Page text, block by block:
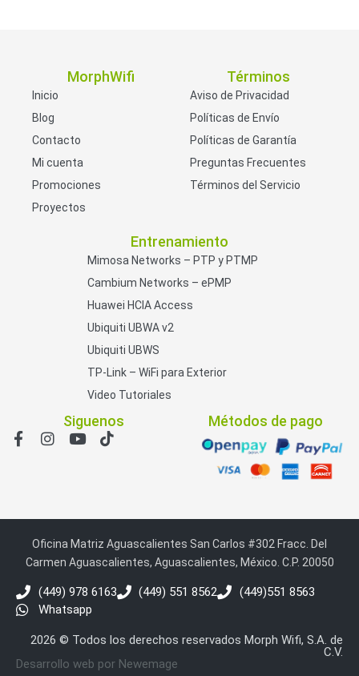
MorphWifi
Inicio
Blog
Contacto
Mi cuenta
Promociones
Proyectos
Términos
Aviso de Privacidad
Políticas de Envío
Políticas de Garantía
Preguntas Frecuentes
Términos del Servicio
Entrenamiento
Mimosa Networks – PTP y PTMP
Cambium Networks – ePMP
Huawei HCIA Access
Ubiquiti UBWA v2
Ubiquiti UBWS
TP-Link – WiFi para Exterior
Video Tutoriales
Siguenos Métodos de pago
Oficina Matriz Aguascalientes San Carlos #302 Fracc. Del
Carmen Aguascalientes, Aguascalientes, México. C.P. 20050
(449) 978 6163 (449) 551 8562
(449)551 8563
Whatsapp
2026 © Todos los derechos reservados Morph Wifi, S.A. de
C.V.
Desarrollo web por Newemage